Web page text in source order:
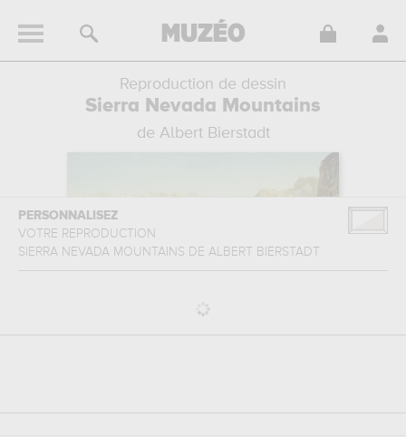
Reproduction de dessin
Sierra Nevada Mountains
de Albert Bierstadt
PERSONNALISEZ
VOTRE REPRODUCTION
SIERRA NEVADA MOUNTAINS DE ALBERT BIERSTADT